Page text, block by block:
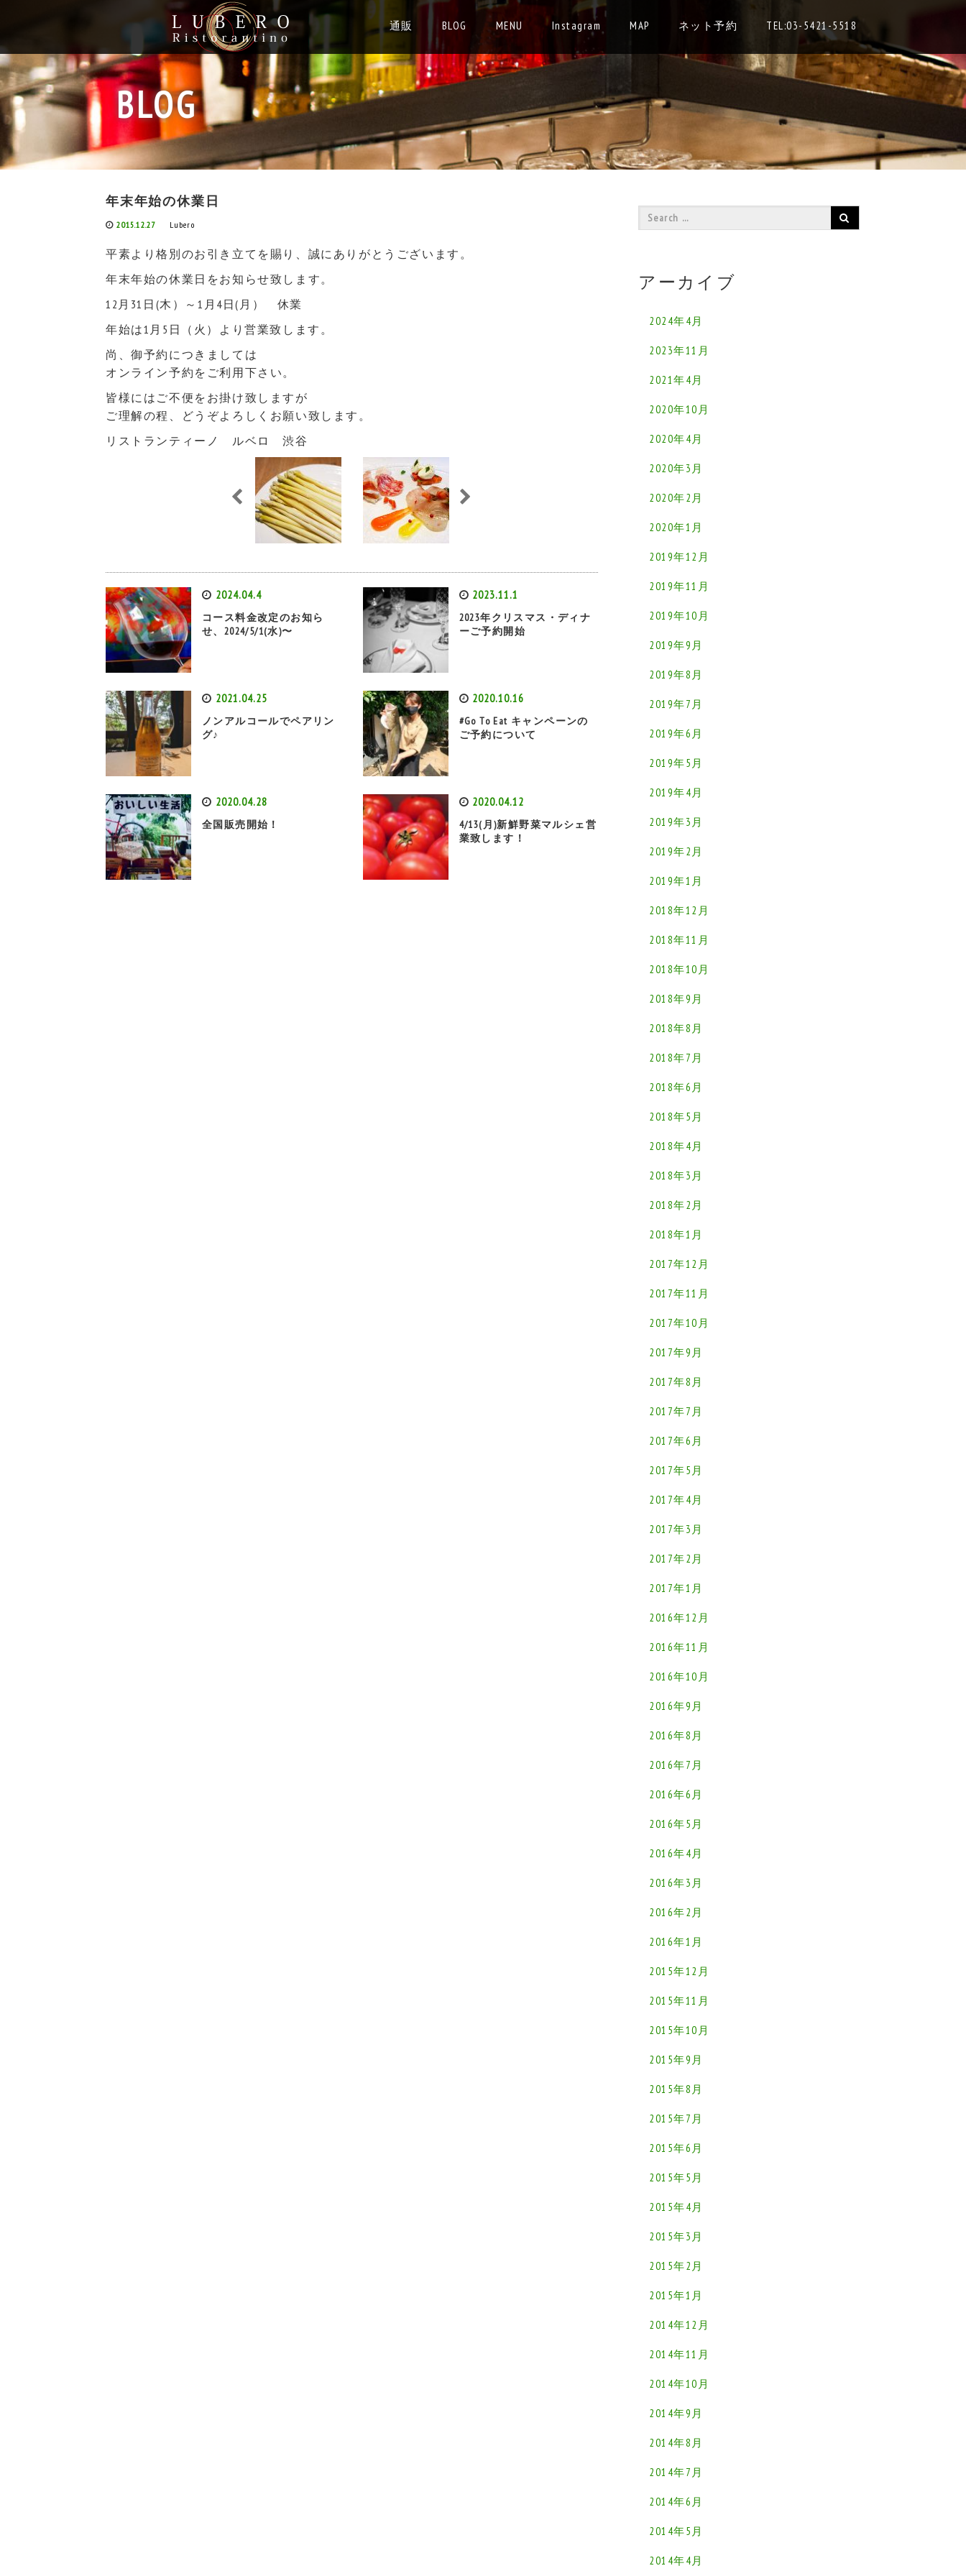
通販 BLOG MENU Instagram MAP ネット予約 TEL:03-5421-5518
BLOG
年末年始の休業日
2015.12.27 Lubero
平素より格別のお引き立てを賜り、誠にありがとうございます。
年末年始の休業日をお知らせ致します。
12月31日(木）～1月4日(月） 休業
年始は1月5日（火）より営業致します。
尚、御予約につきましては
オンライン予約をご利用下さい。
皆様にはご不便をお掛け致しますが
ご理解の程、どうぞよろしくお願い致します。
リストランティーノ ルベロ 渋谷
2024.04.4
コース料金改定のお知ら
せ、2024/5/1(水)〜
2023.11.1
2023年クリスマス・ディナ
ーご予約開始
2021.04.25
ノンアルコールでペアリン
グ♪
2020.10.16
#Go To Eat キャンペーンの
ご予約について
2020.04.28
全国販売開始！
2020.04.12
4/13(月)新鮮野菜マルシェ営
業致します！
アーカイブ
2024年4月
2023年11月
2021年4月
2020年10月
2020年4月
2020年3月
2020年2月
2020年1月
2019年12月
2019年11月
2019年10月
2019年9月
2019年8月
2019年7月
2019年6月
2019年5月
2019年4月
2019年3月
2019年2月
2019年1月
2018年12月
2018年11月
2018年10月
2018年9月
2018年8月
2018年7月
2018年6月
2018年5月
2018年4月
2018年3月
2018年2月
2018年1月
2017年12月
2017年11月
2017年10月
2017年9月
2017年8月
2017年7月
2017年6月
2017年5月
2017年4月
2017年3月
2017年2月
2017年1月
2016年12月
2016年11月
2016年10月
2016年9月
2016年8月
2016年7月
2016年6月
2016年5月
2016年4月
2016年3月
2016年2月
2016年1月
2015年12月
2015年11月
2015年10月
2015年9月
2015年8月
2015年7月
2015年6月
2015年5月
2015年4月
2015年3月
2015年2月
2015年1月
2014年12月
2014年11月
2014年10月
2014年9月
2014年8月
2014年7月
2014年6月
2014年5月
2014年4月